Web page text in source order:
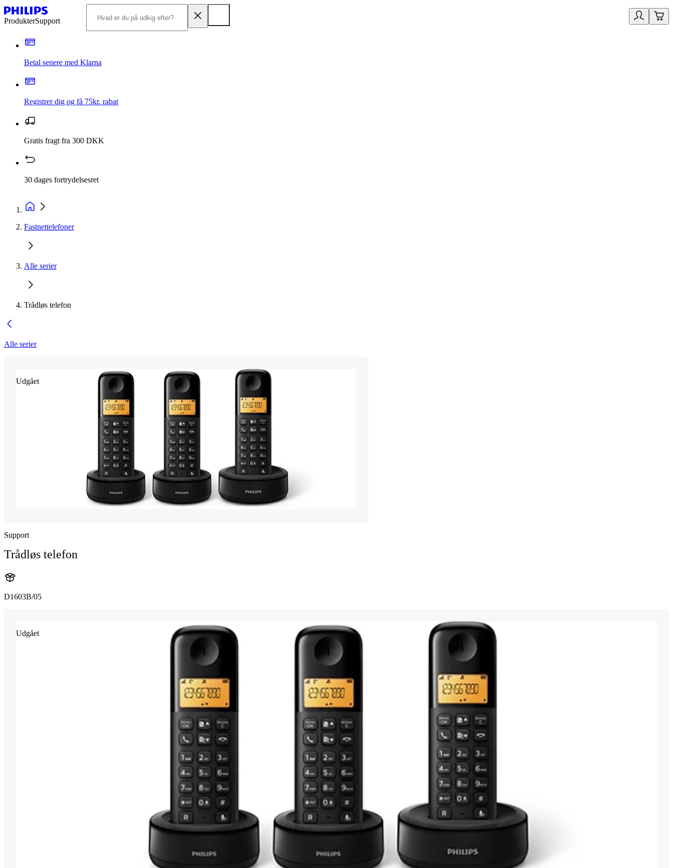
ProdukterSupport
Betal senere med Klarna
Registrer dig og få 75kr. rabat
Gratis fragt fra 300 DKK
30 dages fortrydelsesret
Fastnettelefoner
Alle serier
Trådløs telefon
Alle serier
Udgået
Support
Trådløs telefon
D1603B/05
Udgået